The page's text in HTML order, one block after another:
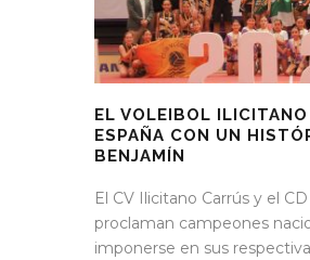
EL VOLEIBOL
ESPAÑA CON UN
BENJAMÍN
El CV Ilicitano Carrús y el
proclaman campeones
imponerse en sus